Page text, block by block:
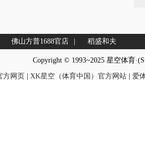
佛山方普1688官店 稻盛和夫
Copyright © 1993~2025 星空体育
方网页 XK星空（体育中国）官方网站
爱